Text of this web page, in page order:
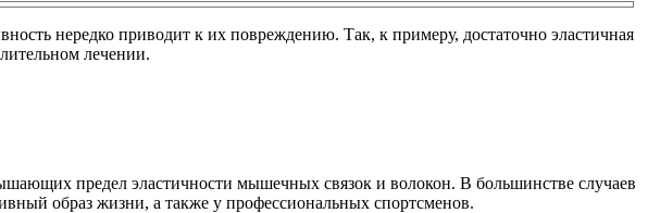
нередко приводит к их повреждению. Так, к примеру, достаточно эластичная
лечении.
предел эластичности мышечных связок и волокон. В большинстве случаев
образ жизни, а также у профессиональных спортсменов.